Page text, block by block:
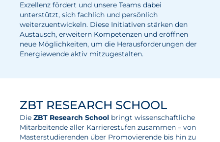
Gremien
Unser Netzwerk
Forschung
Elektrolyse
Leistungen
Exzellenz fördert und unsere Teams dabei
unterstützt, sich fachlich und persönlich
weiterzuentwickeln. Diese Initiativen stärken den
Austausch, erweitern Kompetenzen und eröffnen
neue Möglichkeiten, um die Herausforderungen der
Energiewende aktiv mitzugestalten.
ZBT RESEARCH SCHOOL
Die ZBT Research School bringt wissenschaftliche
Mitarbeitende aller Karrierestufen zusammen – von
Masterstudierenden über Promo­vierende bis hin zu